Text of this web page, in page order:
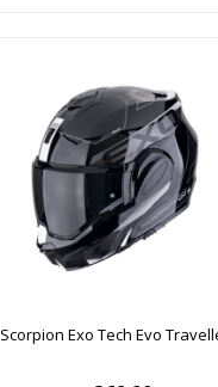
Scorpion Exo Tech Evo